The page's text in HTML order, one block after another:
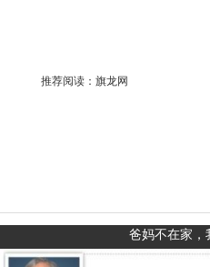
推荐阅读： 旗龙网
爸妈不在家，